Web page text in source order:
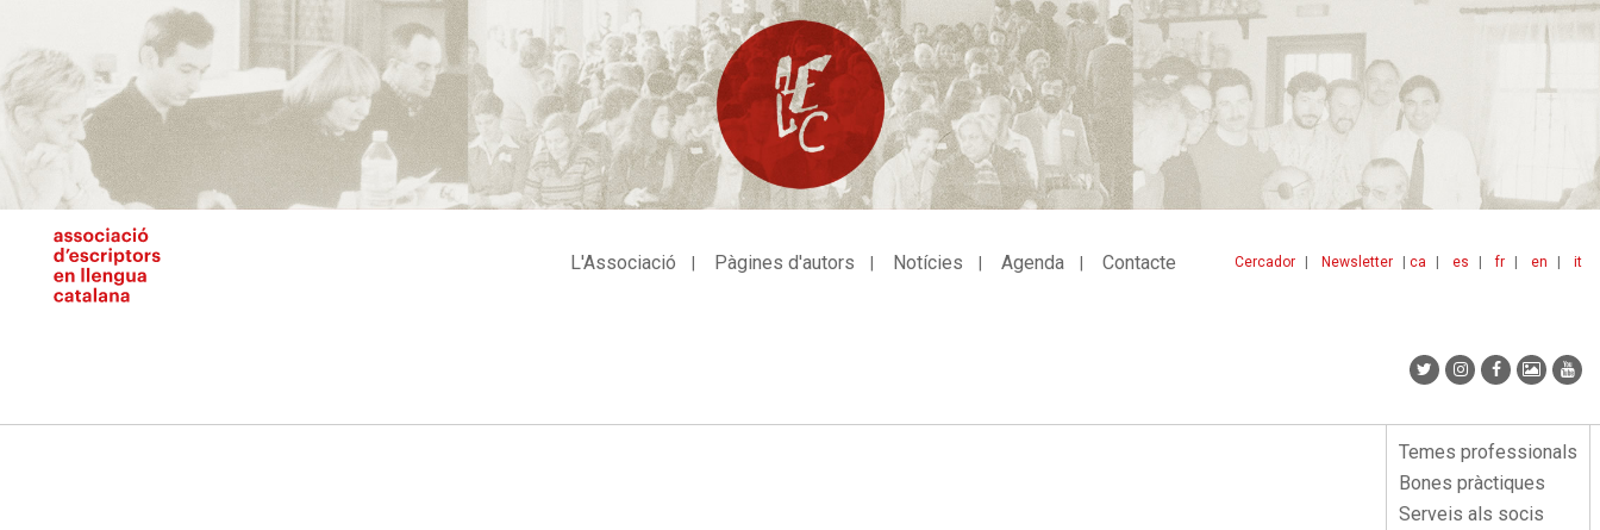
contingut
ca es fr en it
Cercador Newsletter
L'Associació Pàgines d'autors Notícies Agenda Contacte
Menu
lateral
Temes professionals
Bones pràctiques
Serveis als socis